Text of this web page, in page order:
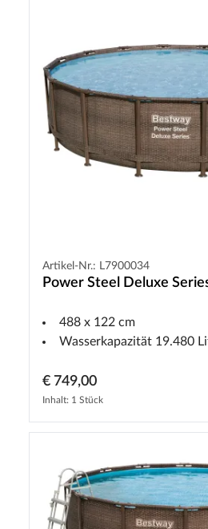
Artikel-Nr.: L7900034
Power Steel Deluxe
488 x 122 cm
Wasserkapazität 19.480
€ 749,00
Inhalt: 1 Stück